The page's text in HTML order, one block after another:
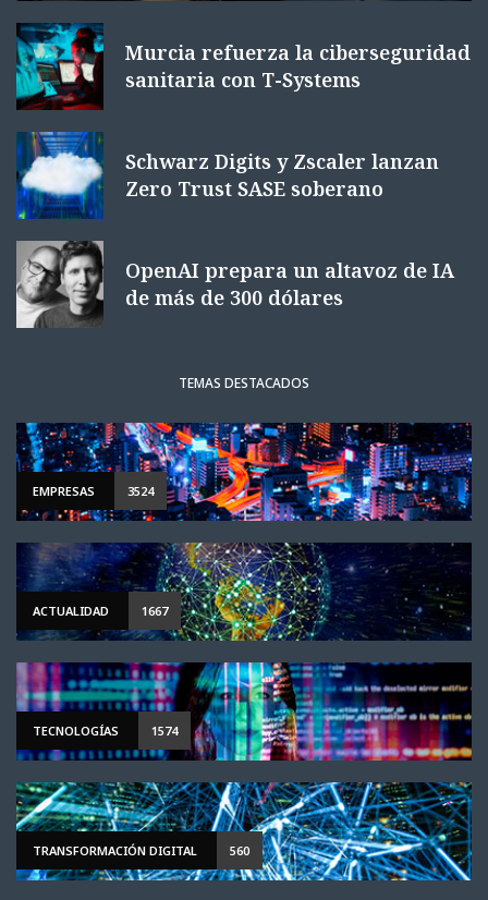
Murcia refuerza la ciberseguridad
sanitaria con T-Systems
Schwarz Digits y Zscaler lanzan
Zero Trust SASE soberano
OpenAI prepara un altavoz de IA
de más de 300 dólares
TEMAS DESTACADOS
EMPRESAS 3524
ACTUALIDAD 1667
TECNOLOGÍAS 1574
TRANSFORMACIÓN DIGITAL 560